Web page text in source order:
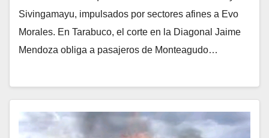
Sivingamayu, impulsados por sectores afines a Evo
Morales. En Tarabuco, el corte en la Diagonal Jaime
Mendoza obliga a pasajeros de Monteagudo…